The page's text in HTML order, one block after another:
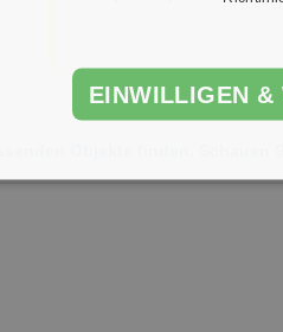
Objekte finden. Schauen
EINWILLIGEN &